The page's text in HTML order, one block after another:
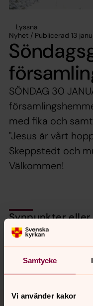
Samtycke
Vi använder kakor
Lyssna
Nyhet / Publicerad 13
SÖNDAG 30
med fika och
"Jesus är vårt
Skeppstedt och
Välkommen!
Synpunkter
innehåll?
Dela
Tillbaka till toppen
Tillbaka till innehållet